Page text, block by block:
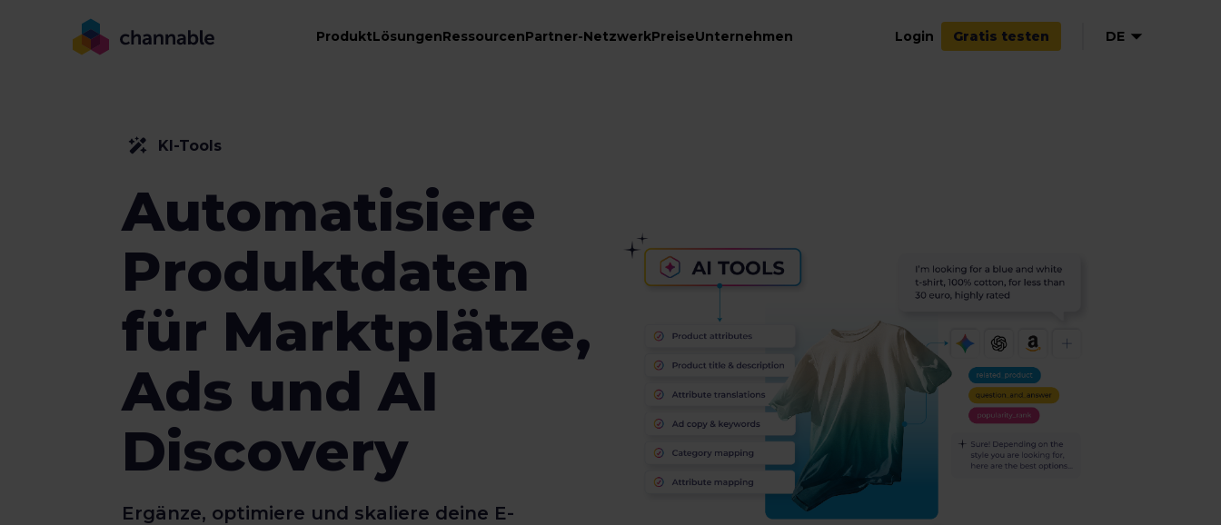
ProduktLösungenRessourcenPartner-NetzwerkPreiseUnternehmen Login Gratis testen DE
KI-Tools
Automatisiere
Produktdaten
für Marktplätze,
Ads und AI
Discovery
Ergänze, optimiere und skaliere deine E-